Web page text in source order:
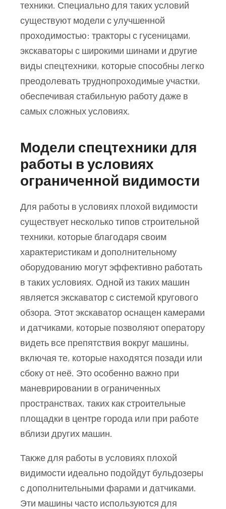
техники. Специально для таких условий
существуют модели с улучшенной
проходимостью: тракторы с гусеницами,
экскаваторы с широкими шинами и другие
виды спецтехники, которые способны легко
преодолевать труднопроходимые участки,
обеспечивая стабильную работу даже в
самых сложных условиях.
Модели спецтехники для
работы в условиях
ограниченной видимости
Для работы в условиях плохой видимости
существует несколько типов строительной
техники, которые благодаря своим
характеристикам и дополнительному
оборудованию могут эффективно работать
в таких условиях. Одной из таких машин
является экскаватор с системой кругового
обзора. Этот экскаватор оснащен камерами
и датчиками, которые позволяют оператору
видеть все препятствия вокруг машины,
включая те, которые находятся позади или
сбоку от неё. Это особенно важно при
маневрировании в ограниченных
пространствах, таких как строительные
площадки в центре города или при работе
вблизи других машин.
Также для работы в условиях плохой
видимости идеально подойдут бульдозеры
с дополнительными фарами и датчиками.
Эти машины часто используются для